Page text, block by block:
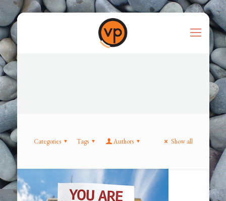
Categories Tags Authors Show all